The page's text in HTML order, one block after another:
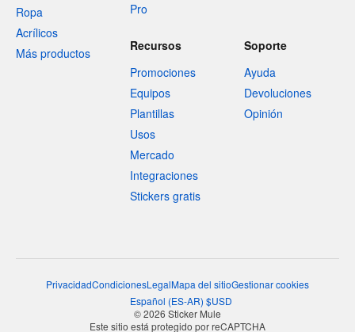
Ropa
Acrílicos
Más productos
Pro
Recursos
Promociones
Equipos
Plantillas
Usos
Mercado
Integraciones
Stickers gratis
Soporte
Ayuda
Devoluciones
Opinión
PrivacidadCondicionesLegalMapa del sitioGestionar cookies
Español (ES-AR) $USD
© 2026 Sticker Mule
Este sitio está protegido por reCAPTCHA